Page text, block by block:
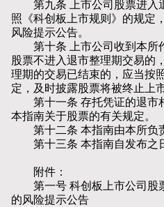
第九条 上市公司股票进入
照《科创板上市规则》的规定
风险提示公告。
第十条 上市公司收到本所
股票不进入退市整理期交易的
理期的交易已结束的，应当按
定，及时披露股票将被终止上
第十一条 存托凭证的退市
本指南关于股票的有关规定。
第十二条 本指南由本所负
第十三条 本指南自发布之
附件：
第一号 科创板上市公司股
的风险提示公告